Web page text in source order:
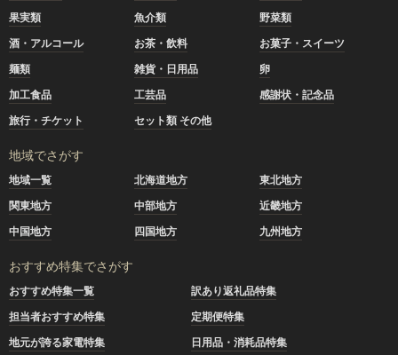
果実類
魚介類
野菜類
酒・アルコール
お茶・飲料
お菓子・スイーツ
麺類
雑貨・日用品
卵
加工食品
工芸品
感謝状・記念品
旅行・チケット
セット類 その他
地域でさがす
地域一覧 北海道地方
東北地方
関東地方
中部地方
近畿地方
中国地方
四国地方 九州地方
おすすめ特集でさがす
おすすめ特集一覧
訳あり返礼品特集
担当者おすすめ特集
定期便特集
地元が誇る家電特集
日用品・消耗品特集